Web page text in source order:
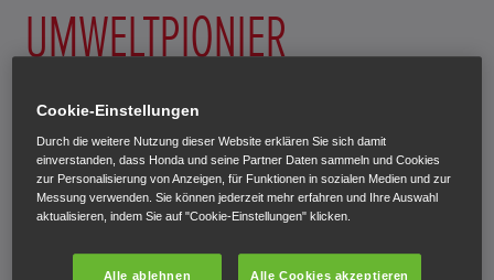
UMWELTPIONIER
Bereits 1964 brachte Honda den ersten Außenbordmotor
mit 4-Takt-Technologie auf den Markt. So konnte schon
während der Hochphase der 2-Takt-Technologie das Ziel
erreicht werden, 4-Takt-Außenborder effektiver und
umweltverträglicher zu machen. Unternehmensgründer
Soichiro Honda gab dazu den Leitgedanken: „Produkte,
Cookie-Einstellungen
Durch die weitere Nutzung dieser Website erklären Sie sich damit
einverstanden, dass Honda und seine Partner Daten sammeln und Cookies
zur Personalisierung von Anzeigen, für Funktionen in sozialen Medien und zur
Messung verwenden. Sie können jederzeit mehr erfahren und Ihre Auswahl
aktualisieren, indem Sie auf "Cookie-Einstellungen" klicken.
Alle ablehnen Alle Cookies akzeptieren